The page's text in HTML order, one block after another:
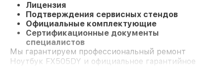
Лицензия
Подтверждения сервисных стендов
Официальные комплектующие
Сертификационные документы
специалистов
Мы гарантируем профессиональный ремонт
Ноутбук FX505DY и официальное гарантийное